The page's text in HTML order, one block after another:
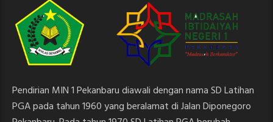
Pendirian MIN 1 Pekanbaru diawali dengan nama SD Latihan
PGA pada tahun 1960 yang beralamat di Jalan Diponegoro